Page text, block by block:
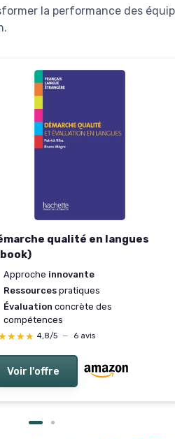
la performance des
qualité en langues
Approche innovante
Ressources pratiques
Évaluation concrète des
compétences
4,8/5 — 6 avis
Voir l'offre